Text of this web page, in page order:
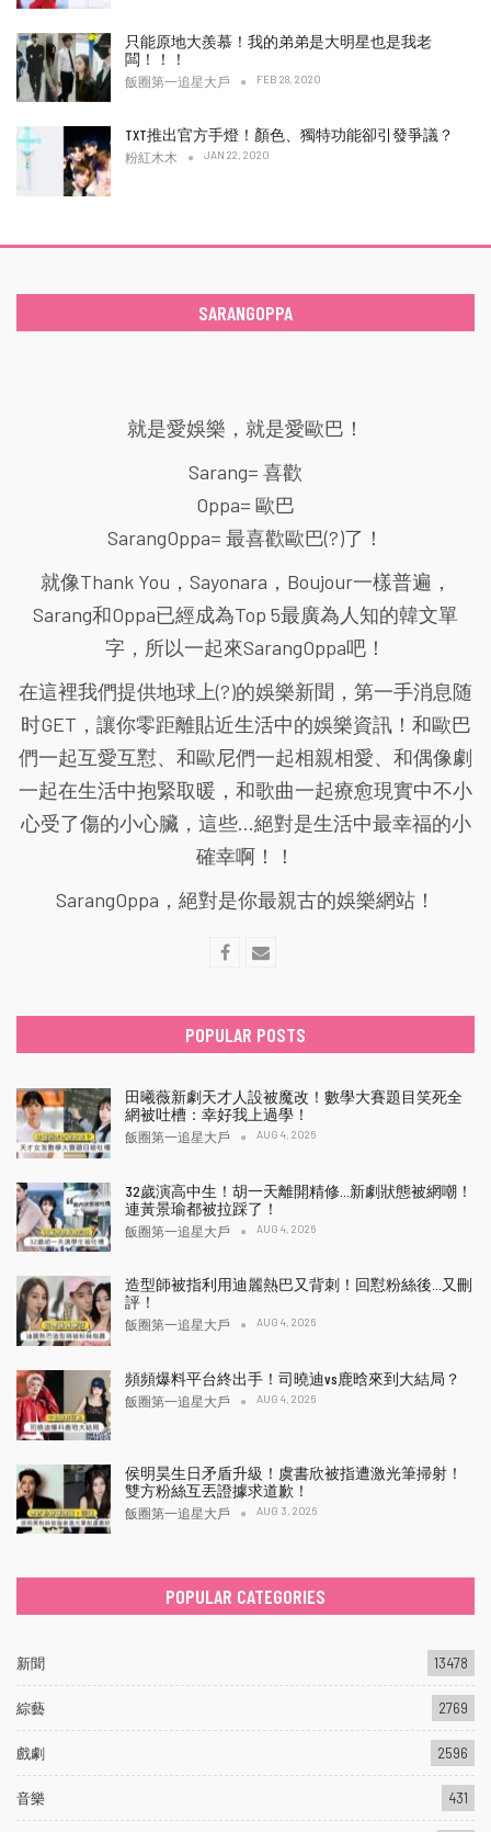
只能原地大羨慕！我的弟弟是大明星也是我老
闆！！！
飯圈第一追星大戶 FEB 28, 2020
TXT推出官方手燈！顏色、獨特功能卻引發爭議？
粉紅木木 JAN 22, 2020
SARANGOPPA
就是愛娛樂，就是愛歐巴！
Sarang= 喜歡
Oppa= 歐巴
SarangOppa= 最喜歡歐巴(?)了！
就像Thank You，Sayonara，Boujour一樣普遍，
Sarang和Oppa已經成為Top 5最廣為人知的韓文單
字，所以一起來SarangOppa吧！
在這裡我們提供地球上(?)的娛樂新聞，第一手消息随
时GET，讓你零距離貼近生活中的娛樂資訊！和歐巴
們一起互愛互懟、和歐尼們一起相親相愛、和偶像劇
一起在生活中抱緊取暖，和歌曲一起療愈現實中不小
心受了傷的小心臟，這些...絕對是生活中最幸福的小
確幸啊！！
SarangOppa，絕對是你最親古的娛樂網站！
POPULAR POSTS
田曦薇新劇天才人設被魔改！數學大賽題目笑死全
網被吐槽：幸好我上過學！
飯圈第一追星大戶 AUG 4, 2026
32歲演高中生！胡一天離開精修…新劇狀態被網嘲！
連黃景瑜都被拉踩了！
飯圈第一追星大戶 AUG 4, 2026
造型師被指利用迪麗熱巴又背刺！回懟粉絲後…又刪
評！
飯圈第一追星大戶 AUG 4, 2026
頻頻爆料平台終出手！司曉迪vs鹿晗來到大結局？
飯圈第一追星大戶 AUG 4, 2026
侯明昊生日矛盾升級！虞書欣被指遭激光筆掃射！
雙方粉絲互丟證據求道歉！
飯圈第一追星大戶 AUG 3, 2026
POPULAR CATEGORIES
新聞 13478
綜藝 2769
戲劇 2596
音樂 431